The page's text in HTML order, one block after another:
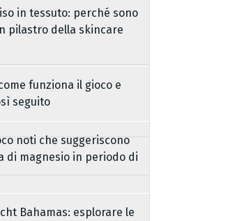
in tessuto: perché sono
pilastro della skincare
funziona il gioco e
seguito
noti che suggeriscono
di magnesio in periodo di
Bahamas: esplorare le